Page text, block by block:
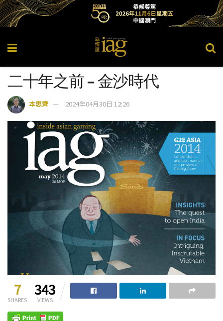
二十年之前 – 金沙時代
本思齊 2024年04月30日 12:26
7
SHARES
343
VIEWS